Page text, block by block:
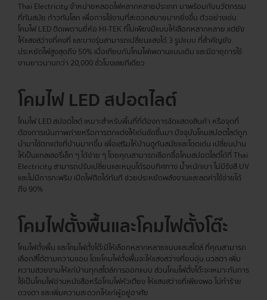
Thai Electricity จำหน่ายหลอดไฟหลากหลายประเภท มาพร้อมกับนวัตกรรม
ที่ทันสมัย ก้าวทันโลก เพื่อการใช้งานที่สะดวกสบายมากยิ่งขึ้น ตัวอย่างเช่น
โคมไฟ LED ติดเพดานยี่ห้อ HI-TEK ที่ไม่เพียงมีแบบให้เลือกหลากหลาย แต่ยัง
ให้แสงสว่างที่คงที่ และบางรุ่นสามารถเปลี่ยนแสงได้ 3 รูปแบบ ที่สำคัญยัง
ประหยัดไฟสูงสุดถึง 50% เมื่อเทียบกับโคมไฟเพดานแบบเดิม และมีอายุการใช้
งานยาวนานกว่า 20,000 ชั่วโมงเลยทีเดียว
โคมไฟ LED สปอตไลต์
โคมไฟ LED สปอตไลต์ เหมาะสำหรับพื้นที่ที่ต้องการจัดแสดงสินค้า หรือจุดที่
ต้องการเน้นภาพถ่ายหรือการตกแต่งให้เด่นชัดขึ้นมา ปัจจุบันโคมสปอตไลต์ถูก
นำมาใช้ตกแต่งที่บ้านมากขึ้น เพื่อเสริมให้บ้านดูทันสมัยและโดดเด่น เปลี่ยนบ้าน
ให้เป็นแกลเลอรี่เล็ก ๆ ได้ง่าย ๆ โดยคุณสามารถเลือกซื้อโคมสปอตไลต์ได้ที่ Thai
Electricity สามารถปรับเปลี่ยนและหมุนได้รอบทิศทาง น้ำหนักเบา ไม่มีรังสี UV
และไม่มีการกะพริบ เปิดไฟติดได้ทันที ช่วยประหยัดพลังงานและลดค่าใช้จ่ายได้
ถึง 90%
โคมไฟตั้งพื้นและโคมไฟตั้งโต๊ะ
โคมไฟตั้งพื้น และโคมไฟตั้งโต๊ะมีให้เลือกหลากหลายแบบและสไตล์ ที่คุณสามารถ
เลือกสีได้ตามความชอบ โดยโคมไฟตั้งพื้นจะให้แสงสว่างที่อบอุ่น นวลตา เพิ่ม
ความสวยงามให้แก่บ้านทุกสไตล์การออกแบบ ส่วนโคมไฟตั้งโต๊ะจะเหมาะกับการ
ใช้เป็นโคมไฟอ่านหนังสือหรือโคมไฟหัวเตียง ให้แสงสว่างที่เพียงพอ ไม่ทำร้าย
ดวงตา และเพิ่มความสะดวกให้แก่ผู้อยู่อาศัย